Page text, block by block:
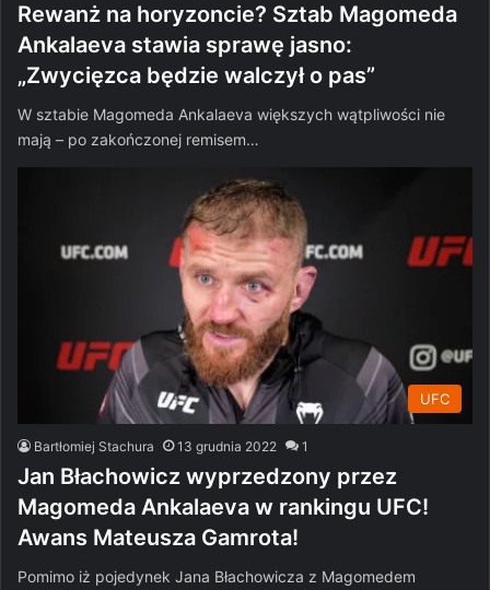
Rewanż na horyzoncie? Sztab Magomeda
Ankalaeva stawia sprawę jasno:
„Zwycięzca będzie walczył o pas”
W sztabie Magomeda Ankalaeva większych wątpliwości nie
mają – po zakończonej remisem…
UFC
Bartłomiej Stachura 13 grudnia 2022 1
Jan Błachowicz wyprzedzony przez
Magomeda Ankalaeva w rankingu UFC!
Awans Mateusza Gamrota!
Pomimo iż pojedynek Jana Błachowicza z Magomedem